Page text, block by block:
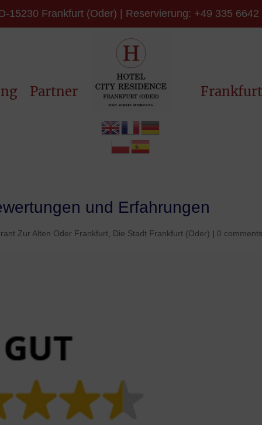
15230 Frankfurt (Oder) | Reservierung: +49 335
Partner
Frankfurt
und Erfahrungen
Zur Alten Oder Frankfurt Die Stadt Frankfurt (Oder) | 0